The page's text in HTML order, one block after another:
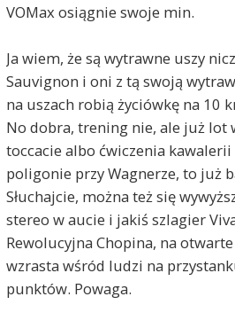
VOMax osiągnie swoje min.
Ja wiem, że są wytrawne uszy
Sauvignon i oni z tą swoją
na uszach robią życiówkę na 10
No dobra, trening nie, ale już lot
toccacie albo ćwiczenia
poligonie przy Wagnerze, to już
Słuchajcie, można też się
stereo w aucie i jakiś szlagier
Rewolucyjna Chopina, na
wzrasta wśród ludzi na
punktów. Powaga.